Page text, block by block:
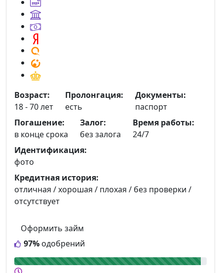
97% одобрений
Оформить займ
Возраст:
18 - 70 лет
Пролонгация:
есть
Документы:
паспорт
Погашение:
в конце срока
Залог:
без залога
Время работы:
24/7
Идентификация:
фото
Кредитная история:
отличная / хорошая / плохая / без проверки /
отсутствует